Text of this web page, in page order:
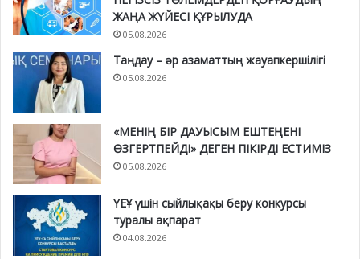
ЖАҢА ЖҮЙЕСІ ҚҰРЫЛУДА
05.08.2026
Таңдау – әр азаматтың жауапкершілігі
05.08.2026
«МЕНІҢ БІР ДАУЫСЫМ ЕШТЕҢЕНІ
ӨЗГЕРТПЕЙДІ» ДЕГЕН ПІКІРДІ ЕСТИМІЗ
05.08.2026
ҮЕҰ үшін сыйлықақы беру конкурсы
туралы ақпарат
04.08.2026